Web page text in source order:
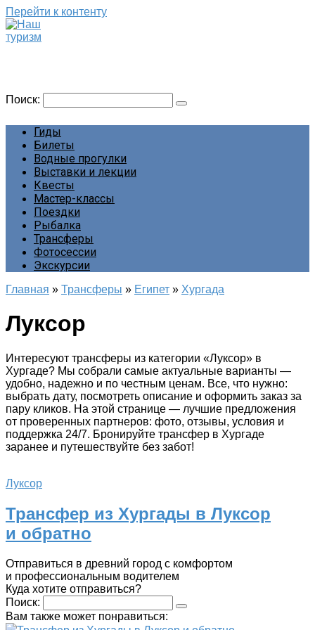
Перейти к контенту
Поиск:
Гиды
Билеты
Водные прогулки
Выставки и лекции
Квесты
Мастер-классы
Поездки
Рыбалка
Трансферы
Фотосессии
Экскурсии
Главная » Трансферы » Египет » Хургада
Луксор
Интересуют трансферы из категории «Луксор» в
Хургаде? Мы собрали самые актуальные варианты —
удобно, надежно и по честным ценам. Все, что нужно:
выбрать дату, посмотреть описание и оформить заказ за
пару кликов. На этой странице — лучшие предложения
от проверенных партнеров: фото, отзывы, условия и
поддержка 24/7. Бронируйте трансфер в Хургаде
заранее и путешествуйте без забот!
Луксор
Трансфер из Хургады в Луксор
и обратно
Отправиться в древний город с комфортом
и профессиональным водителем
Куда хотите отправиться?
Поиск:
Вам также может понравиться: